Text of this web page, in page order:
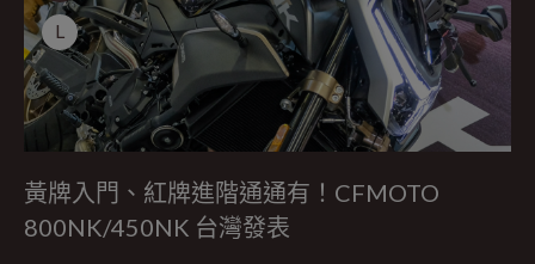
L
黃牌入門、紅牌進階通通有！CFMOTO
800NK/450NK 台灣發表